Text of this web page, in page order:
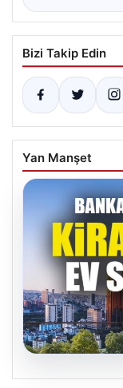
Bizi Takip Edin
Yan Manşet
07.08.2026